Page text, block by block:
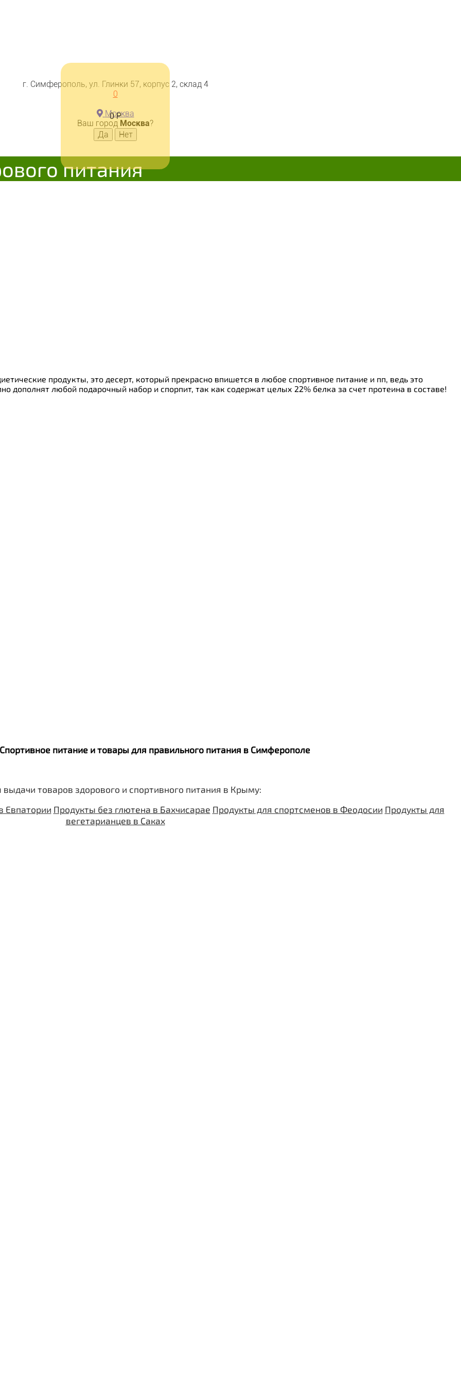
г. Симферополь, ул. Глинки 57, корпус 2, склад 4
0
0Р
Москва
Ваш город Москва?
питания
Chikapie
вафельный "Ванильный пломбир в шоколаде" 45/20
продукты, это десерт, который прекрасно впишется в любое спортивное питание и пп, ведь это
дополнят любой подарочный набор и спорпит, так как содержат целых 22% белка за счет протеина в составе!
питание и товары для правильного питания в Симферополе
выдачи товаров здорового и спортивного питания в Крыму:
Евпатории Продукты без глютена в Бахчисарае Продукты для спортсменов в Феодосии Продукты для
вегетарианцев в Саках